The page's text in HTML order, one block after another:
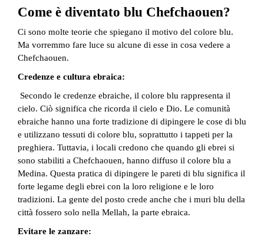
Come è diventato blu Chefchaouen?
Ci sono molte teorie che spiegano il motivo del colore blu.
Ma vorremmo fare luce su alcune di esse in cosa vedere a
Chefchaouen.
Credenze e cultura ebraica:
Secondo le credenze ebraiche, il colore blu rappresenta il
cielo. Ciò significa che ricorda il cielo e Dio. Le comunità
ebraiche hanno una forte tradizione di dipingere le cose di blu
e utilizzano tessuti di colore blu, soprattutto i tappeti per la
preghiera. Tuttavia, i locali credono che quando gli ebrei si
sono stabiliti a Chefchaouen, hanno diffuso il colore blu a
Medina. Questa pratica di dipingere le pareti di blu significa il
forte legame degli ebrei con la loro religione e le loro
tradizioni. La gente del posto crede anche che i muri blu della
città fossero solo nella Mellah, la parte ebraica.
Evitare le zanzare: